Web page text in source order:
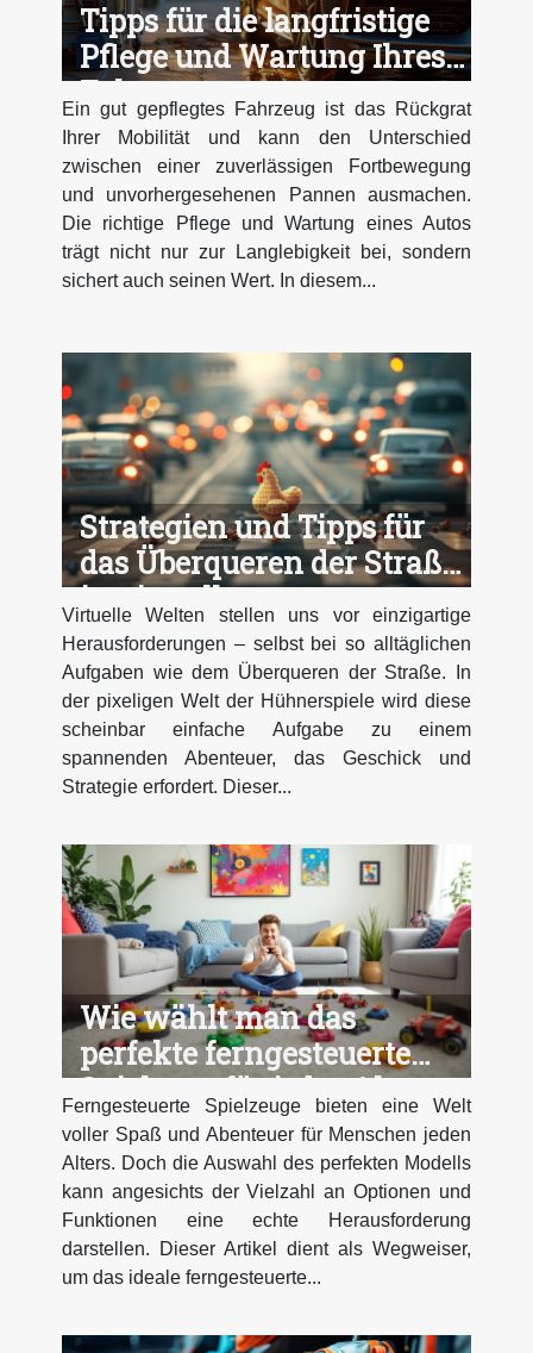
Tipps für die langfristige
Pflege und Wartung Ihres
Fahrzeugs
Ein gut gepflegtes Fahrzeug ist das Rückgrat
Ihrer Mobilität und kann den Unterschied
zwischen einer zuverlässigen Fortbewegung
und unvorhergesehenen Pannen ausmachen.
Die richtige Pflege und Wartung eines Autos
trägt nicht nur zur Langlebigkeit bei, sondern
sichert auch seinen Wert. In diesem...
Strategien und Tipps für
das Überqueren der Straße
in virtuellen
Hühnerspielen
Virtuelle Welten stellen uns vor einzigartige
Herausforderungen – selbst bei so alltäglichen
Aufgaben wie dem Überqueren der Straße. In
der pixeligen Welt der Hühnerspiele wird diese
scheinbar einfache Aufgabe zu einem
spannenden Abenteuer, das Geschick und
Strategie erfordert. Dieser...
Wie wählt man das
perfekte ferngesteuerte
Spielzeug für jedes Alter
aus?
Ferngesteuerte Spielzeuge bieten eine Welt
voller Spaß und Abenteuer für Menschen jeden
Alters. Doch die Auswahl des perfekten Modells
kann angesichts der Vielzahl an Optionen und
Funktionen eine echte Herausforderung
darstellen. Dieser Artikel dient als Wegweiser,
um das ideale ferngesteuerte...